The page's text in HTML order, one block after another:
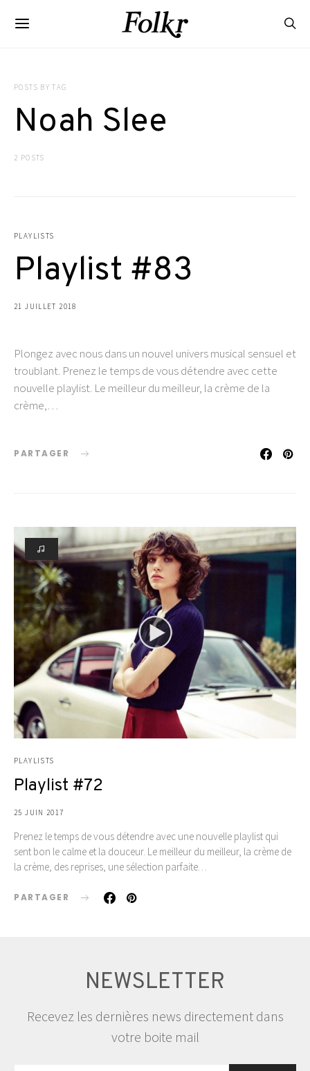
POSTS BY TAG
Noah Slee
2 POSTS
PLAYLISTS
Playlist #83
21 JUILLET 2018
Plongez avec nous dans un nouvel univers musical sensuel et
troublant. Prenez le temps de vous détendre avec cette
nouvelle playlist. Le meilleur du meilleur, la crème de la
crème,…
PARTAGER
PLAYLISTS
Playlist #72
25 JUIN 2017
Prenez le temps de vous détendre avec une nouvelle playlist qui
sent bon le calme et la douceur. Le meilleur du meilleur, la crème de
la crème, des reprises, une sélection parfaite…
PARTAGER
NEWSLETTER
Recevez les dernières news directement dans
votre boite mail